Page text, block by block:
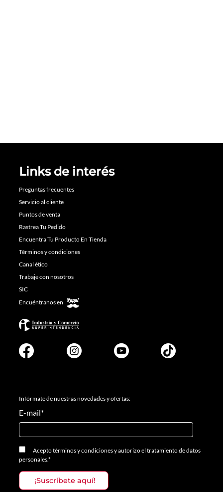
Links de interés
Preguntas frecuentes
Servicio al cliente
Puntos de venta
Rastrea Tu Pedido
Encuentra Tu Producto En Tienda
Términos y condiciones
Canal ético
Trabaje con nosotros
SIC
Encuéntranos en
Infórmate de nuestras novedades y ofertas:
E-mail*
Aceptotérminos y condicionesyautorizo el tratamiento de datos
personales.*